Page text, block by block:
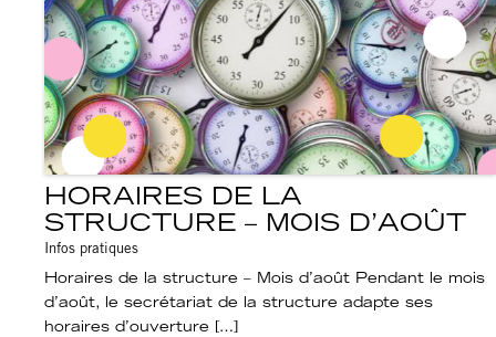
HORAIRES DE LA
STRUCTURE – MOIS D’AOÛT
Infos pratiques
Horaires de la structure – Mois d’août Pendant le mois
d’août, le secrétariat de la structure adapte ses
horaires d’ouverture […]